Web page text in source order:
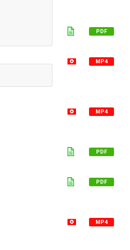
PDF
MP4
MP4
PDF
PDF
MP4